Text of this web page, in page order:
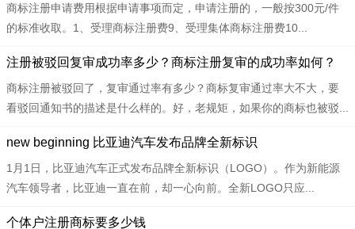
商标注册申请费用根据申请事项而定，申请注册的，一般按300元/件
的标准收取。1、受理商标注册费9、受理集体商标注册费10...
​​注册被驳回复审成功率多少？商标注册复审的成功率如何？
商标注册被驳回了，复审通过率有多少？商标复审通过率大不大，要
看驳回通知书的描述是什么样的。好，老规矩，如果你的商标也被驳...
​​new beginning 比亚迪汽车发布品牌全新标识
1月1日，比亚迪汽车正式发布品牌全新标识（LOGO）。作为新能源
汽车领导者，比亚迪一直在前，却一心向前。全新LOGO只应...
​​个体户注册商标要多少钱